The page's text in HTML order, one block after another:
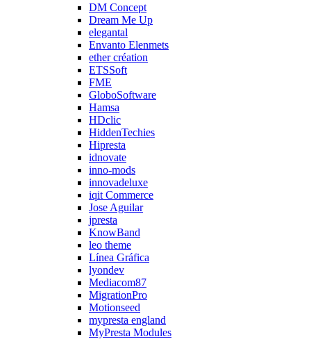
DM Concept
Dream Me Up
elegantal
Envanto Elenmets
ether création
ETSSoft
FME
GloboSoftware
Hamsa
HDclic
HiddenTechies
Hipresta
idnovate
inno-mods
innovadeluxe
iqit Commerce
Jose Aguilar
jpresta
KnowBand
leo theme
Línea Gráfica
lyondev
Mediacom87
MigrationPro
Motionseed
mypresta england
MyPresta Modules